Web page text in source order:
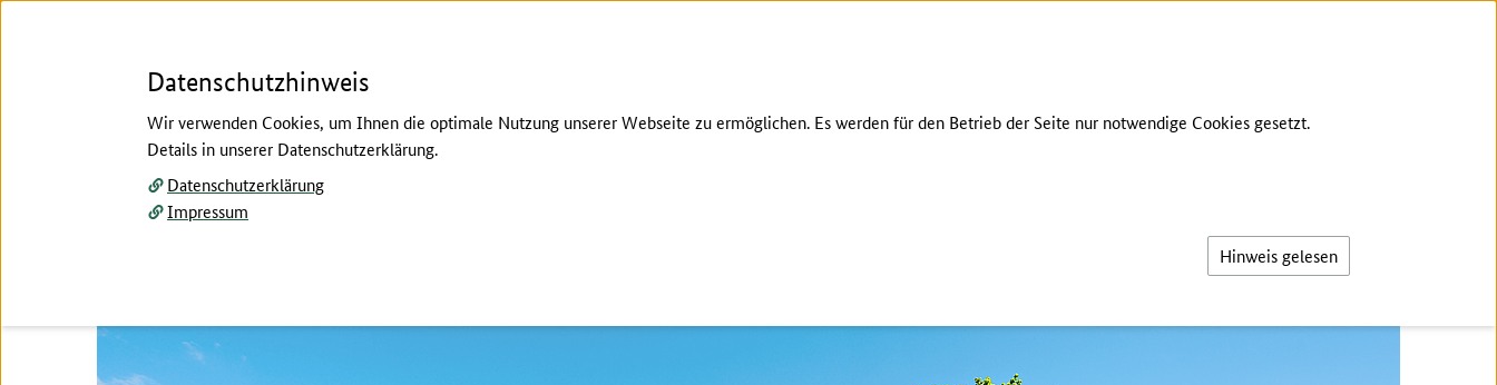
Menü
Hier beginnt der Hauptinhalt dieser Seite
Datenschutzhinweis
Wir verwenden Cookies, um Ihnen die optimale Nutzung unserer Webseite zu ermöglichen. Es werden für den Betrieb der Seite nur notwendige Cookies gesetzt.
Details in unserer Datenschutzerklärung.
Datenschutzerklärung
Impressum
Hinweis gelesen